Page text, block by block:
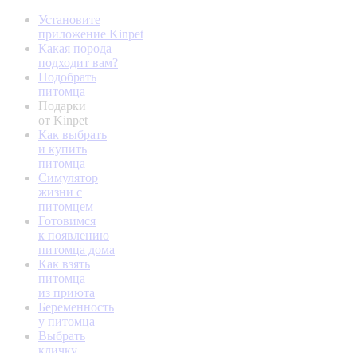
Установите
приложение Kinpet
Какая порода
подходит вам?
Подобрать
питомца
Подарки
от Kinpet
Как выбрать
и купить
питомца
Симулятор
жизни с
питомцем
Готовимся
к появлению
питомца дома
Как взять
питомца
из приюта
Беременность
у питомца
Выбрать
кличку